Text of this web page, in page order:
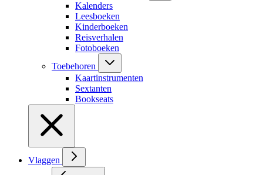
Kalenders
Leesboeken
Kinderboeken
Reisverhalen
Fotoboeken
Toebehoren
Kaartinstrumenten
Sextanten
Bookseats
Vlaggen